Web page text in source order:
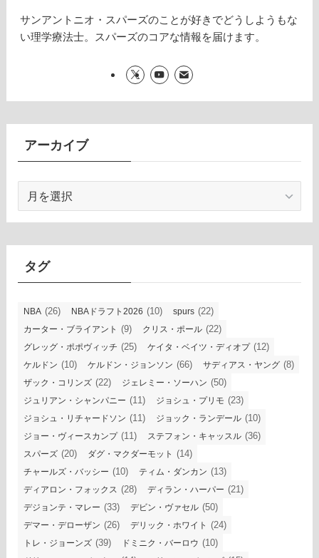
サンアントニオ・スパーズのことが好きでどうしようもな
い理学療法士。スパーズのコアな情報を届けます。
アーカイブ
カ
イ
タグ
NBA (26) NBAドラフト2026 (10) spurs (22)
カーター・ブライアント (9) クリス・ポール (22)
グレッグ・ポポヴィッチ (25) ケイタ・ベイツ・ディオプ(12)
ケルドン (10) ケルドン・ジョンソン (66) サディアス・ヤング (8)
ザック・コリンズ (22) ジェレミー・ソーハン (50)
ジュリアン・シャンパニー (11) ジョシュ・プリモ (23)
ジョシュ・リチャードソン (11) ジョック・ランデール (10)
ジョー・ヴィースカンプ(11) ステフォン・キャッスル (36)
スパーズ (20) ダグ・マクダーモット (14)
チャールズ・バッシー (10) ティム・ダンカン (13)
ディアロン・フォックス (28) ディラン・ハーパー (21)
デジョンテ・マレー (33) デビン・ヴァセル (50)
デマー・デローザン (26) デリック・ホワイト (24)
トレ・ジョーンズ (39) ドミニク・バーロウ (10)